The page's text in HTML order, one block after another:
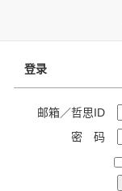
登录
邮箱／哲思ID
密 码